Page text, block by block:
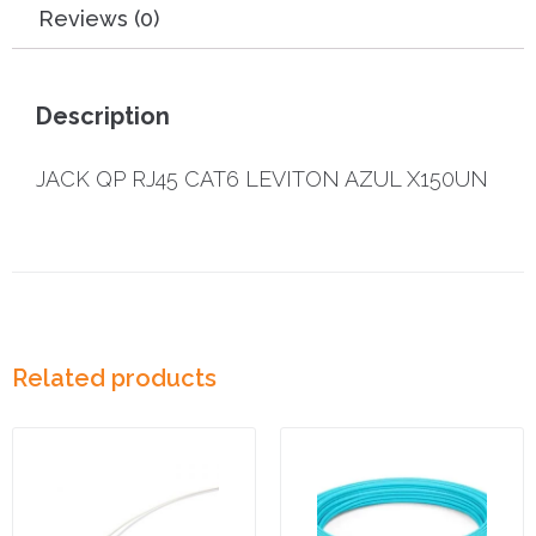
Reviews (0)
Description
JACK QP RJ45 CAT6 LEVITON AZUL X150UN
Related products